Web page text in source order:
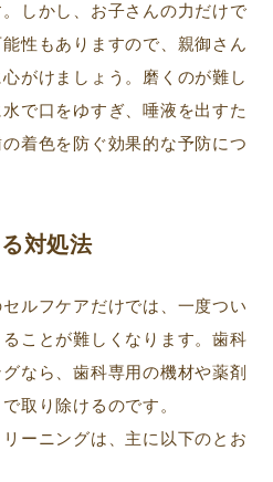
しかし、お子さんの力だけで
性もありますので、親御さん
がけましょう。磨くのが難し
で口をゆすぎ、唾液を出すた
着色を防ぐ効果的な予防につ
対処法
ルフケアだけでは、一度つい
ことが難しくなります。歯科
なら、歯科専用の機材や薬剤
取り除けるのです。
ーニングは、主に以下のとお